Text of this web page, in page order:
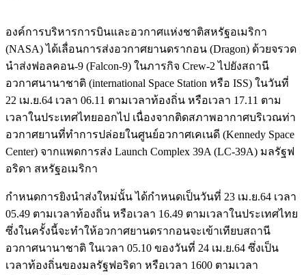
องค์การบริหารการบินและอวกาศแห่งชาติสหรัฐอเมริกา
(NASA) ได้เลื่อนการส่งอวกาศยานดรากอน (Dragon) ด้วยจรวด
นำส่งฟอลคอน-9 (Falcon-9) ในภารกิจ Crew-2 ไปยังสถานี
อวกาศนานาชาติ (international Space Station หรือ ISS) ในวันที่
22 เม.ย.64 เวลา 06.11 ตามเวลาท้องถิ่น หรือเวลา 17.11 ตาม
เวลาในประเทศไทยออกไป เนื่องจากติดสภาพอากาศบริเวณท่า
อวกาศยานที่ทำการปล่อยในศูนย์อวกาศเคเนดี (Kennedy Space
Center) จากแพดการส่ง Launch Complex 39A (LC-39A) มลรัฐฟ
อริดา สหรัฐอเมริกา
กำหนดการยิงนำส่งใหม่นั้น ได้กำหนดเป็นวันที่ 23 เม.ย.64 เวลา
05.49 ตามเวลาท้องถิ่น หรือเวลา 16.49 ตามเวลาในประเทศไทย
ซึ่งในครั้งนี้จะทำให้อวกาศยานดรากอนจะเข้าเทียบสถานี
อวกาศนานาชาติ ในเวลา 05.10 ของวันที่ 24 เม.ย.64 ซึ่งเป็น
เวลาท้องถิ่นของมลรัฐฟอริดา หรือเวลา 1600 ตามเวลา